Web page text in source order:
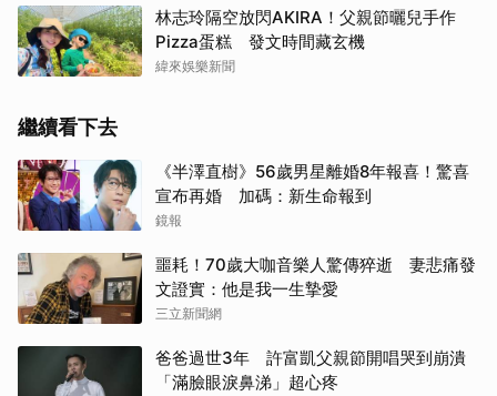
林志玲隔空放閃AKIRA！父親節曬兒手作
Pizza蛋糕 發文時間藏玄機
緯來娛樂新聞
繼續看下去
《半澤直樹》56歲男星離婚8年報喜！驚喜
宣布再婚 加碼：新生命報到
鏡報
噩耗！70歲大咖音樂人驚傳猝逝 妻悲痛發
文證實：他是我一生摯愛
三立新聞網
爸爸過世3年 許富凱父親節開唱哭到崩潰
「滿臉眼淚鼻涕」超心疼